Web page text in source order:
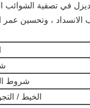
في تصفية الشوائب
الانسداد ، وتحسين
شروط
الخيط /